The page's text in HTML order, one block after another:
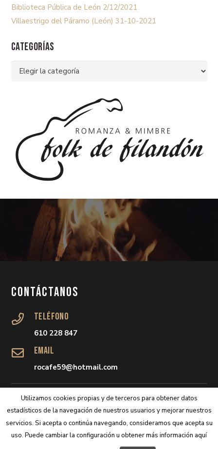
Biblioteca Pública de León 2/12/2021
Villaestrigo del Páramo (León) 31-10-2021
Categorías
Categorías
Contáctanos
Teléfono
610 228 847
Email
rocafe59@hotmail.com
2021 © Folk de Filandón | Diseño web por
Utilizamos cookies propias y de terceros para obtener datos
estadísticos de la navegación de nuestros usuarios y mejorar nuestros
servicios. Si acepta o continúa navegando, consideramos que acepta su
uso. Puede cambiar la configuración u obtener más información aquí